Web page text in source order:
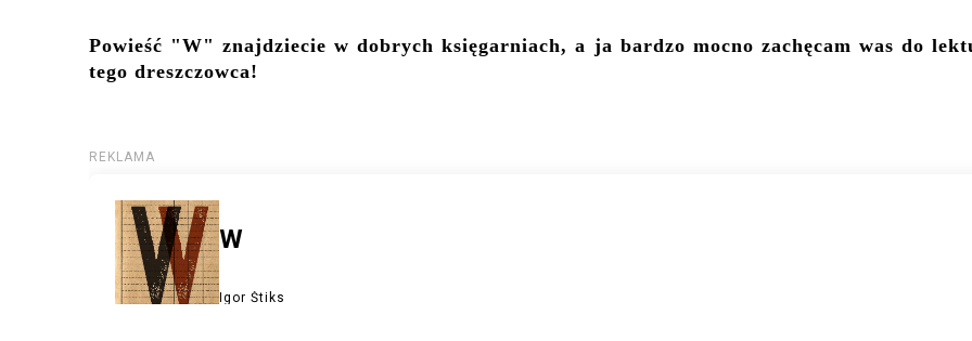
Powieść "W" znajdziecie w dobrych księgarniach, a ja bardzo mocno zachęcam was do
tego dreszczowca!